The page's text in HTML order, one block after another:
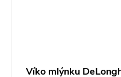
Víko mlýnku